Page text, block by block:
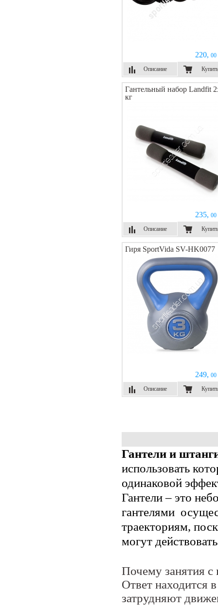
220, 00
Описание
Купить
Гантельный набор Landfit
кг
235, 00
Описание
Купить
Гиря SportVida SV-HK0077
249, 00
Описание
Купить
Гантели и
использовать
одинаковой
Гантели – это
гантелями
траекториям,
могут
Почему занятия
Ответ находится
затрудняют